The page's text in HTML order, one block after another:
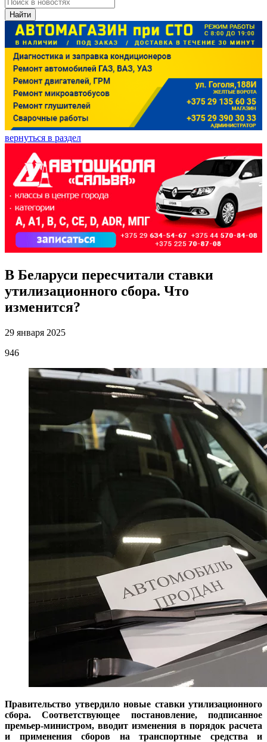
Найти
вернуться в раздел
В Беларуси пересчитали ставки
утилизационного сбора. Что
изменится?
29 января 2025
946
Правительство утвердило новые ставки утилизационного
сбора. Соответствующее постановление, подписанное
премьер-министром, вводит изменения в порядок расчета
и применения сборов на транспортные средства и